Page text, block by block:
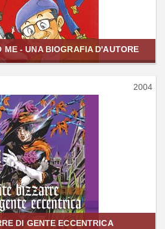
ME - UNA BIOGRAFIA D'AUTORE
2004
DI GENTE ECCENTRICA